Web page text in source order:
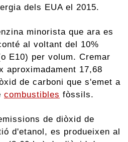
dels EUA el 2015.
minorista que ara es
al voltant del 10%
E10) per volum. Cremar
aproximadament 17,68
de carboni que s'emet a
combustibles fòssils.
de diòxid de
d'etanol, es produeixen al